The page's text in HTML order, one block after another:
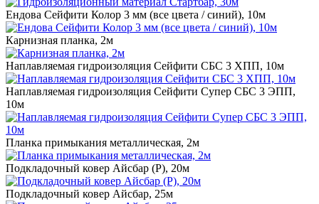
Ендова Сейфити Колор 3 мм (все цвета / синий), 10м
Карнизная планка, 2м
Наплавляемая гидроизоляция Сейфити СБС 3 ХПП, 10м
Наплавляемая гидроизоляция Сейфити Супер СБС 3 ЭПП,
10м
Планка примыкания металлическая, 2м
Подкладочный ковер Айсбар (P), 20м
Подкладочный ковер Айсбар, 25м